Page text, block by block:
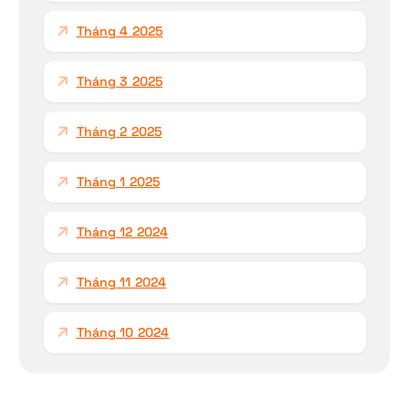
Tháng 4 2025
Tháng 3 2025
Tháng 2 2025
Tháng 1 2025
Tháng 12 2024
Tháng 11 2024
Tháng 10 2024